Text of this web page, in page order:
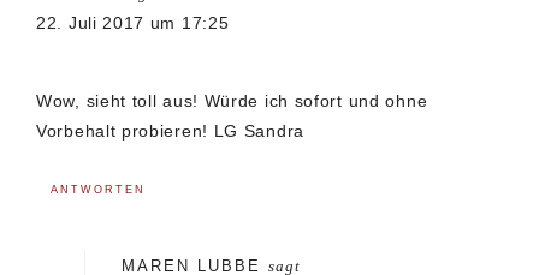
22. Juli 2017 um 17:25
Wow, sieht toll aus! Würde ich sofort und ohne
Vorbehalt probieren! LG Sandra
ANTWORTEN
MAREN LUBBE sagt